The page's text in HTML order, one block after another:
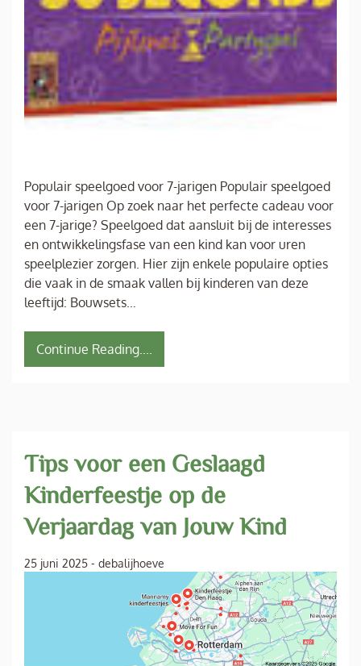
Populair speelgoed voor 7-jarigen Populair speelgoed
voor 7-jarigen Op zoek naar het perfecte cadeau voor
een 7-jarige? Speelgoed dat aansluit bij de interesses
en ontwikkelingsfase van een kind kan voor uren
speelplezier zorgen. Hier zijn enkele populaire opties
die vaak in de smaak vallen bij kinderen van deze
leeftijd: Bouwsets…
Continue Reading....
Tips voor een Geslaagd
Kinderfeestje op de
Verjaardag van Jouw Kind
25 juni 2025 - debalijhoeve